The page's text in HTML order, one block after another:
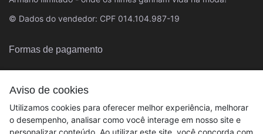
Aviso de cookies
Utilizamos cookies para oferecer melhor experiência, melhorar
o desempenho, analisar como você interage em nosso site e
personalizar conteúdo. Ao utilizar este site, você concorda com
© Dados do vendedor: CPF 014.104.987-19
Formas de pagamento